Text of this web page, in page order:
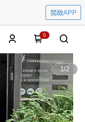
開啟APP
0
1/2